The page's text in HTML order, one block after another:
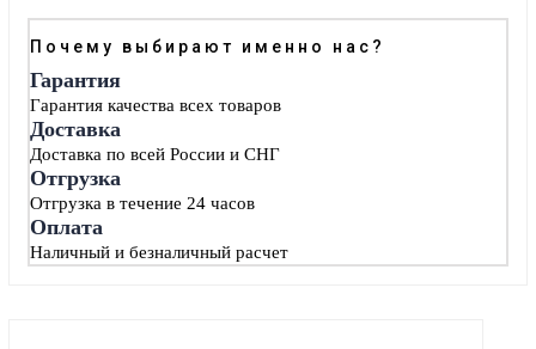
Почему выбирают именно нас?
Гарантия
Гарантия качества всех товаров
Доставка
Доставка по всей России и СНГ
Отгрузка
Отгрузка в течение 24 часов
Оплата
Наличный и безналичный расчет